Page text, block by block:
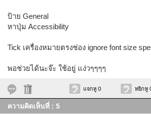
ป้าย General
หาปุ่ม Accessibility
Tick เครื่องหมายตรงช่อง ignore font size
พอช่วยได้นะจ๊ะ ใช้อยู่ แง่วๆๆๆๆ
แจกหู 0 หยิกหู
ความคิดเห็นที่ : 5